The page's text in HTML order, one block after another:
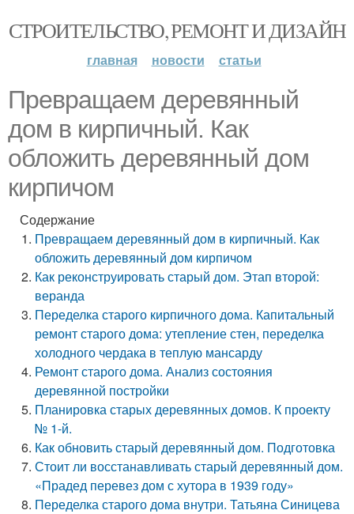
СТРОИТЕЛЬСТВО, РЕМОНТ И ДИЗАЙН
главная новости статьи
Превращаем деревянный
дом в кирпичный. Как
обложить деревянный дом
кирпичом
Содержание
Превращаем деревянный дом в кирпичный. Как
обложить деревянный дом кирпичом
Как реконструировать старый дом. Этап второй:
веранда
Переделка старого кирпичного дома. Капитальный
ремонт старого дома: утепление стен, переделка
холодного чердака в теплую мансарду
Ремонт старого дома. Анализ состояния
деревянной постройки
Планировка старых деревянных домов. К проекту
№ 1-й.
Как обновить старый деревянный дом. Подготовка
Стоит ли восстанавливать старый деревянный дом.
«Прадед перевез дом с хутора в 1939 году»
Переделка старого дома внутри. Татьяна Синицева